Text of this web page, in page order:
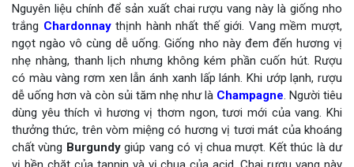
Nguyên liệu chính để sản xuất chai rượu vang này là giống nho
trắng Chardonnaythịnh hành nhất thế giới. Vang mềm mượt,
ngọt ngào vô cùng dễ uống. Giống nho này đem đến hương vị
nhẹ nhàng, thanh lịch nhưng không kém phần cuốn hút. Rượu
có màu vàng rơm xen lẫn ánh xanh lấp lánh. Khi ướp lạnh, rượu
dễ uống hơn và còn sủi tăm nhẹ như là Champagne. Người tiêu
dùng yêu thích vì hương vị thơm ngon, tươi mới của vang. Khi
thưởng thức, trên vòm miệng có hương vị tươi mát của khoáng
chất vùng Burgundygiúp vang có vị chua mượt. Kết thúc là dư